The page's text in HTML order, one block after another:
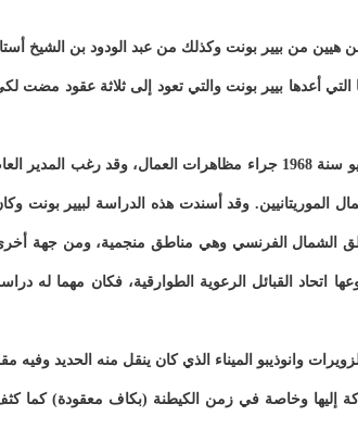
بن هيين من بيير بونت وكذلك من عبد الودود بن الشيخ
التي أعدها بيير بونت والتي تعود إلى ثلاثة عقود مضت
كانت شركة ميفرما قد عرفت خلال نهاية الستينات قلاقل وخاصة خلال شهر مايو سنة 1968 جراء مظاهرات العمال، وقد رغب المدير
الموريتانيين. وقد أسندت هذه الدراسة لبيير بونت
الشمال الفرنسي وهي مناطق منجمية، ومن جهة
اتحاد القبائل الرعوية الطوارقية، فكان مهما له
بإقامات كثيرة في الزويرات وانوذيبو الميناء الذي كان ينقل منه الحديد وفيه
إليها وخاصة في زمن الكيطنة (بكاف معقودة) كما